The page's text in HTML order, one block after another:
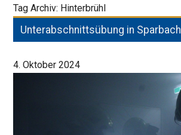
Tag Archiv: Hinterbrühl
Unterabschnittsübung in Sparbach
4. Oktober 2024